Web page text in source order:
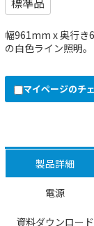
幅961mm x 奥行
の白色ライン照明。
マイページのチ
製品詳細
電源
資料ダウンロード